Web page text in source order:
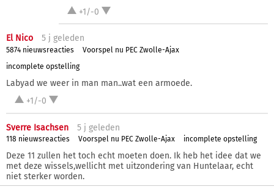
+1/-0
El Nico 5 j geleden
5874 nieuwsreacties
Voorspel nu PEC Zwolle-Ajax
incomplete opstelling
Labyad we weer in man man..wat een armoede.
+1/-0
Sverre Isachsen 5 j geleden
118 nieuwsreacties Voorspel nu PEC Zwolle-Ajax incomplete opstelling
Deze 11 zullen het toch echt moeten doen. Ik heb het idee dat we
met deze wissels,wellicht met uitzondering van Huntelaar, echt
niet sterker worden.